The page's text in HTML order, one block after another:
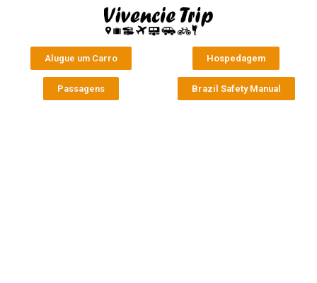
Alugue um Carro Hospedagem
Passagens Brazil Safety Manual